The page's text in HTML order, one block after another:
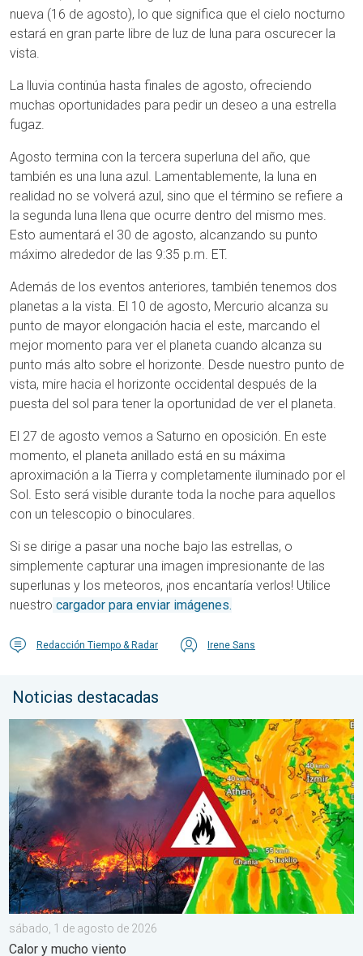
nueva (16 de agosto), lo que significa que el cielo nocturno
estará en gran parte libre de luz de luna para oscurecer la
vista.
La lluvia continúa hasta finales de agosto, ofreciendo
muchas oportunidades para pedir un deseo a una estrella
fugaz.
Agosto termina con la tercera superluna del año, que
también es una luna azul. Lamentablemente, la luna en
realidad no se volverá azul, sino que el término se refiere a
la segunda luna llena que ocurre dentro del mismo mes.
Esto aumentará el 30 de agosto, alcanzando su punto
máximo alrededor de las 9:35 p.m. ET.
Además de los eventos anteriores, también tenemos dos
planetas a la vista. El 10 de agosto, Mercurio alcanza su
punto de mayor elongación hacia el este, marcando el
mejor momento para ver el planeta cuando alcanza su
punto más alto sobre el horizonte. Desde nuestro punto de
vista, mire hacia el horizonte occidental después de la
puesta del sol para tener la oportunidad de ver el planeta.
El 27 de agosto vemos a Saturno en oposición. En este
momento, el planeta anillado está en su máxima
aproximación a la Tierra y completamente iluminado por el
Sol. Esto será visible durante toda la noche para aquellos
con un telescopio o binoculares.
Si se dirige a pasar una noche bajo las estrellas, o
simplemente capturar una imagen impresionante de las
superlunas y los meteoros, ¡nos encantaría verlos! Utilice
nuestro cargador para enviar imágenes.
Redacción Tiempo & Radar Irene Sans
Noticias destacadas
Los incendios arrasan el sureste de Europa. Calor y mucho
sábado, 1 de agosto de 2026
Calor y mucho viento